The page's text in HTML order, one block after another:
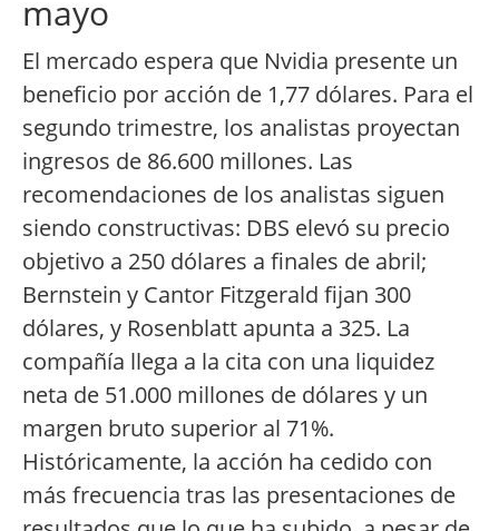
mayo
El mercado espera que Nvidia presente un
beneficio por acción de 1,77 dólares. Para el
segundo trimestre, los analistas proyectan
ingresos de 86.600 millones. Las
recomendaciones de los analistas siguen
siendo constructivas: DBS elevó su precio
objetivo a 250 dólares a finales de abril;
Bernstein y Cantor Fitzgerald fijan 300
dólares, y Rosenblatt apunta a 325. La
compañía llega a la cita con una liquidez
neta de 51.000 millones de dólares y un
margen bruto superior al 71%.
Históricamente, la acción ha cedido con
más frecuencia tras las presentaciones de